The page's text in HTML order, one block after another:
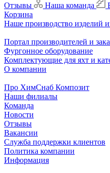
Отзывы
Наша команда
Корзина
Наше производство изделий
Портал производителей и
Фургонное оборудование
Комплектующие для яхт и
О компании
Про ХимСнаб Композит
Наши филиалы
Команда
Новости
Отзывы
Вакансии
Служба поддержки клиентов
Политика компании
Информация